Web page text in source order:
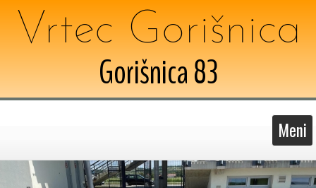
Vrtec Gorišnica
Gorišnica 83
Meni